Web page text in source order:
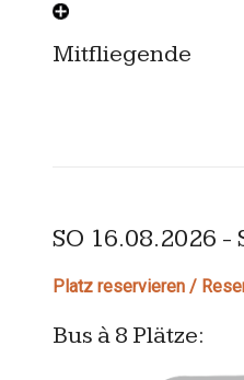
Mitfliegende
SO 16.08.2026
Platz reservieren /
Bus à 8 Plätze: